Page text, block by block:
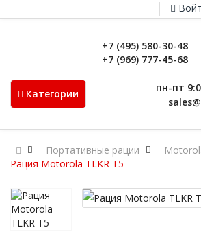
+7 (495) 580-30-48
+7 (969) 777-45-68
Категории
пн-пт
Портативные рации
Рация Motorola TLKR T5